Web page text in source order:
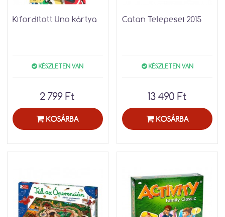
Kifordított Uno kártya
KÉSZLETEN VAN
2 799 Ft
KOSÁRBA
Catan Telepesei 2015
KÉSZLETEN VAN
13 490 Ft
KOSÁRBA